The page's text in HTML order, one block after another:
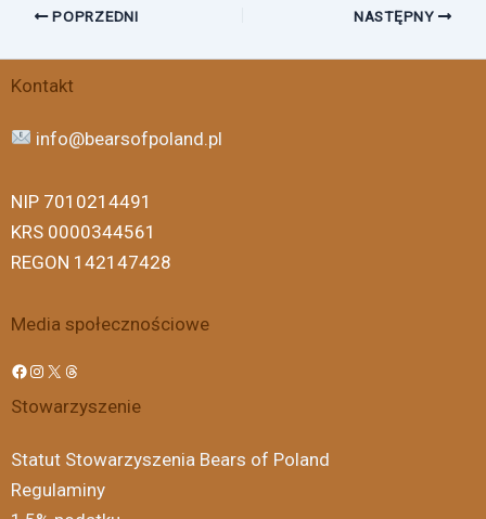
POPRZEDNI NASTĘPNY
Kontakt
info@bearsofpoland.pl
NIP 7010214491
KRS 0000344561
REGON 142147428
Media społecznościowe
Stowarzyszenie
Statut Stowarzyszenia Bears of Poland
Regulaminy